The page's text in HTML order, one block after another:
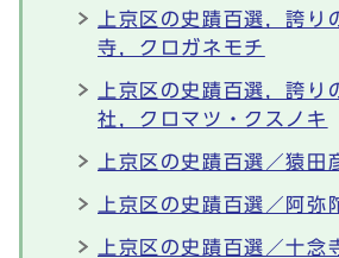
上京区の史蹟百選，誇り
寺，クロガネモチ
上京区の史蹟百選，誇り
社，クロマツ・クスノキ
上京区の史蹟百選／猿田
上京区の史蹟百選／阿弥
上京区の史蹟百選／十念